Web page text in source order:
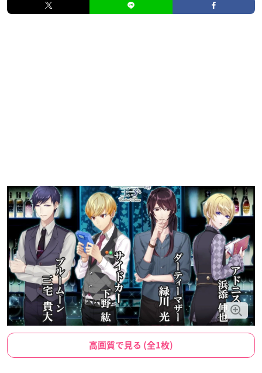
高画質で見る (全1枚)